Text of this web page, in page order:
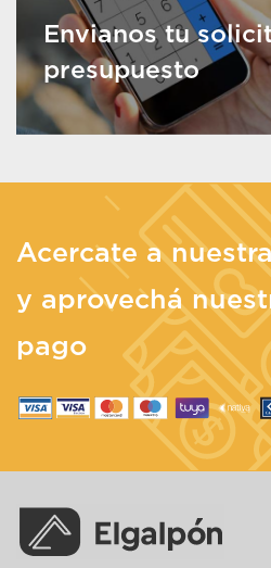
Envianos tu
presupuesto
Acercate a
y aprovechá
pago